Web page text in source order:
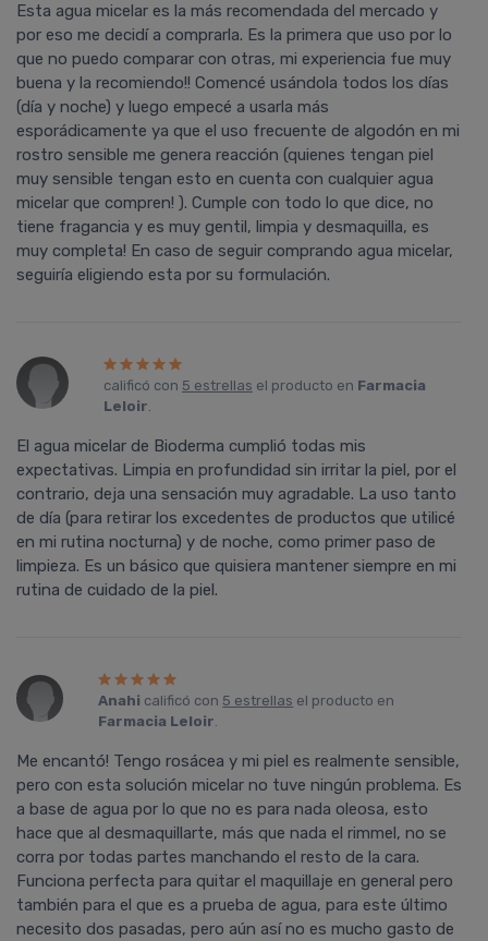
Esta agua micelar es la más recomendada del mercado y
por eso me decidí­ a comprarla. Es la primera que uso por lo
que no puedo comparar con otras, mi experiencia fue muy
buena y la recomiendo!! Comencé usándola todos los dí­as
(dí­a y noche) y luego empecé a usarla más
esporádicamente ya que el uso frecuente de algodón en mi
rostro sensible me genera reacción (quienes tengan piel
muy sensible tengan esto en cuenta con cualquier agua
micelar que compren! ). Cumple con todo lo que dice, no
tiene fragancia y es muy gentil, limpia y desmaquilla, es
muy completa! En caso de seguir comprando agua micelar,
seguirí­a eligiendo esta por su formulación.
calificó con 5 estrellas el producto en Farmacia
Leloir.
El agua micelar de Bioderma cumplió todas mis
expectativas. Limpia en profundidad sin irritar la piel, por el
contrario, deja una sensación muy agradable. La uso tanto
de dí­a (para retirar los excedentes de productos que utilicé
en mi rutina nocturna) y de noche, como primer paso de
limpieza. Es un básico que quisiera mantener siempre en mi
rutina de cuidado de la piel.
Anahi calificó con 5 estrellas el producto en
Farmacia Leloir.
Me encantó! Tengo rosácea y mi piel es realmente sensible,
pero con esta solución micelar no tuve ningún problema. Es
a base de agua por lo que no es para nada oleosa, esto
hace que al desmaquillarte, más que nada el rimmel, no se
corra por todas partes manchando el resto de la cara.
Funciona perfecta para quitar el maquillaje en general pero
también para el que es a prueba de agua, para este último
necesito dos pasadas, pero aún así­ no es mucho gasto de